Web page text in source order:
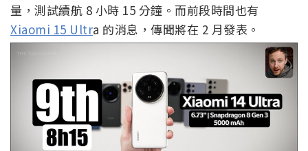
量，測試續航 8 小時 15 分鐘。而前段時間也有
Xiaomi 15 Ultra 的消息，傳聞將在 2 月發表。